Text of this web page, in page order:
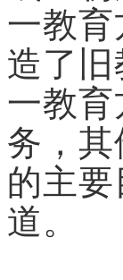
一教
造了
一教
务，
的主
道。